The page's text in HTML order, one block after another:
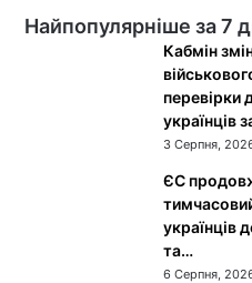
Найпопулярніше за 7
Кабмін
перевірки
українців
3 Серпня,
ЄС
українців
та…
6 Серпня,